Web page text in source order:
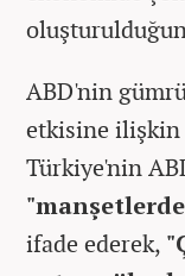
ABD'nin
etkisine ilişkin
Türkiye'nin
ifade ederek,